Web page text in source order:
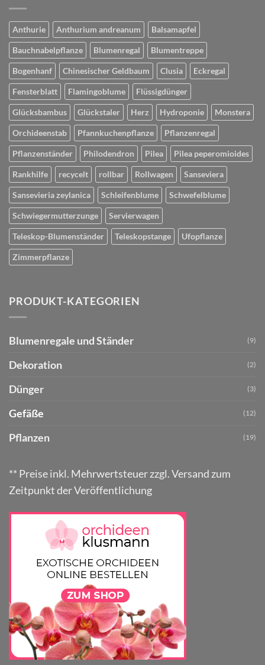
Anthurie Anthurium andreanum Balsamapfel
Bauchnabelpflanze Blumenregal Blumentreppe
Bogenhanf Chinesischer Geldbaum Clusia Eckregal
Fensterblatt Flamingoblume Flüssigdünger
Glücksbambus Glückstaler Herz Hydroponie Monstera
Orchideenstab Pfannkuchenpflanze Pflanzenregal
Pflanzenständer Philodendron Pilea Pilea peperomioides
Rankhilfe recycelt rollbar Rollwagen Sanseviera
Sansevieria zeylanica Schleifenblume Schwefelblume
Schwiegermutterzunge Servierwagen
Teleskop-Blumenständer Teleskopstange Ufopflanze
Zimmerpflanze
PRODUKT-KATEGORIEN
Blumenregale und Ständer (9)
Dekoration (2)
Dünger (3)
Gefäße (12)
Pflanzen (19)
** Preise inkl. Mehrwertsteuer zzgl. Versand zum
Zeitpunkt der Veröffentlichung